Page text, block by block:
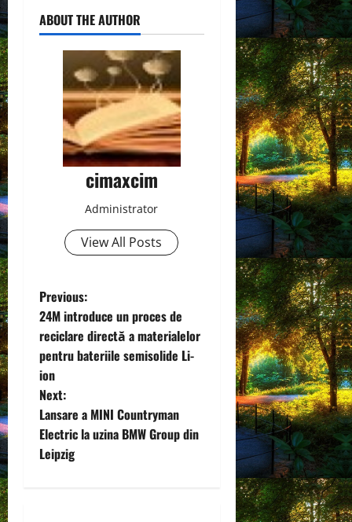
ABOUT THE AUTHOR
cimaxcim
Administrator
View All Posts
P
o
s
t
n
a
Previous:
24M introduce un proces de
reciclare directă a materialelor
pentru bateriile semisolide Li-
ion
Next:
Lansare a MINI Countryman
Electric la uzina BMW Group din
Leipzig